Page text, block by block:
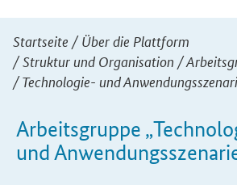
Sie sind hier:
Startseite /Über die Plattform
/Struktur und Organisation /
/Technologie- und
Arbeitsgruppe
und